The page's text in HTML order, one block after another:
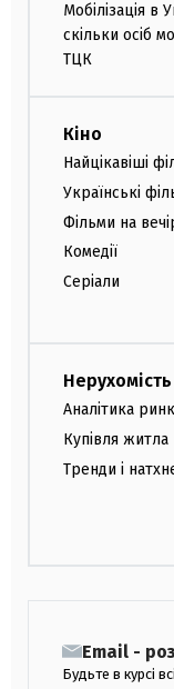
Мобілізація в
скільки осіб
ТЦК
Кіно
Найцікавіші
Українські
Фільми на
Комедії
Серіали
Нерухомість
Аналітика
Купівля житла
Тренди і
Email -
Будьте в курсі